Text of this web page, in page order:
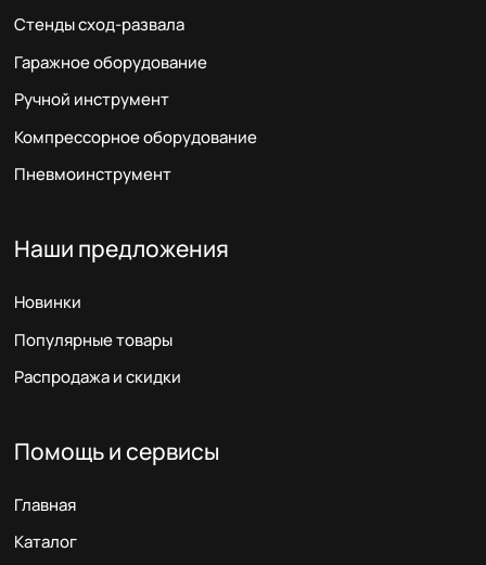
Стенды сход-развала
Гаражное оборудование
Ручной инструмент
Компрессорное оборудование
Пневмоинструмент
Наши предложения
Новинки
Популярные товары
Распродажа и скидки
Помощь и сервисы
Главная
Каталог